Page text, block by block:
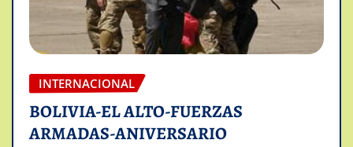
INTERNACIONAL
BOLIVIA-EL ALTO-FUERZAS
ARMADAS-ANIVERSARIO